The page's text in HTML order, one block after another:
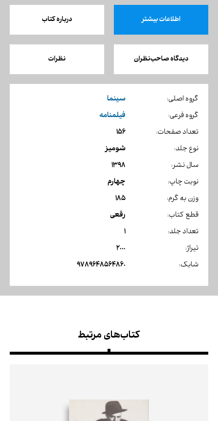
اطلاعات بیشتر درباره کتاب
دیدگاه صاحب‌نظران نظرات
گروه اصلی: سینما
گروه فرعی: فیلمنامه
تعداد صفحات: 156
نوع جلد: شومیز
سال نشر: 1398
نوبت چاپ: چهارم
وزن به گرم: 185
قطع کتاب: رقعی
تعداد جلد: 1
تیراژ: 2000
شابک: 9789648564860
کتاب‌های مرتبط